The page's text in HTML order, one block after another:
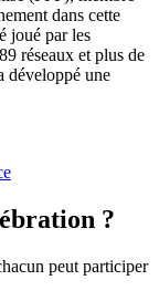
dans cette
joué par les
réseaux et plus de
développé une
?
peut participer